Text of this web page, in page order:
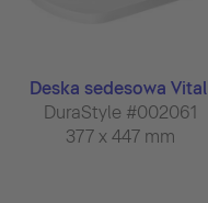
Deska sedesowa Vital
DuraStyle #002061
377 x 447 mm